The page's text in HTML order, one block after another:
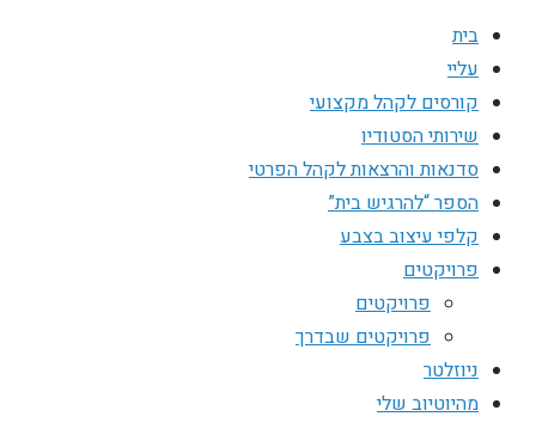
בית
עליי
קורסים לקהל מקצועי
שירותי הסטודיו
סדנאות והרצאות לקהל הפרטי
הספר “להרגיש בית”
קלפי עיצוב בצבע
פרויקטים
פרויקטים
פרויקטים שבדרך
ניוזלטר
מהיוטיוב שלי